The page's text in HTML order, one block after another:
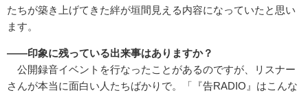
たちが築き上げてきた絆が垣間見える内容になっていたと思い
ます。
――印象に残っている出来事はありますか？
公開録音イベントを行なったことがあるのですが、リスナー
さんが本当に面白い人たちばかりで。「『告RADIO』はこんな